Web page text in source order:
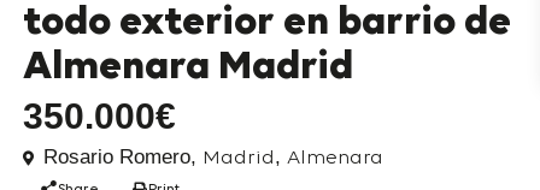
todo exterior en barrio de
Almenara Madrid
350.000€
Rosario Romero, Madrid , Almenara